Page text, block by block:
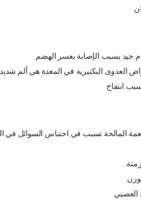
جيد يسبب الإصابة بعسر الهضم
العدوى البكتيرية في المعدة هي ألم
انتفاخ
المالحة تسبب في احتباس السوائل
العصبي